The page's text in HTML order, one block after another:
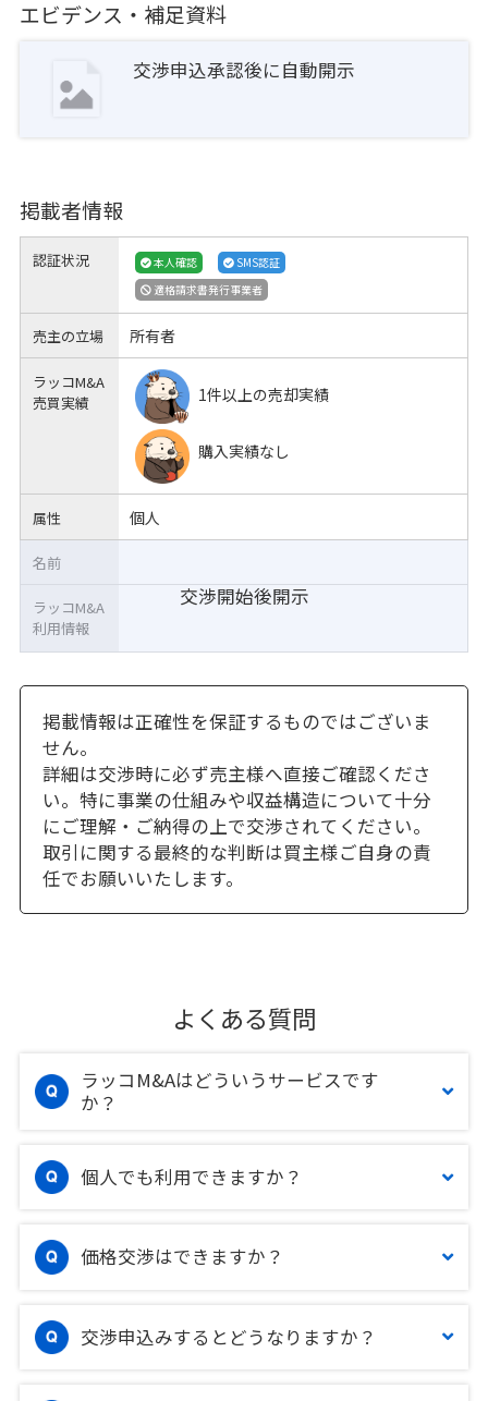
エビデンス・補足資料
交渉申込承認後に自動開示
掲載者情報
認証状況 本人確認
SMS認証
適格請求書発行事業者
売主の立場 所有者
ラッコM&A
売買実績
1件以上の売却実績
購入実績なし
属性 個人
交渉開始後開示
名前
ラッコM&A
利用情報
掲載情報は正確性を保証するものではございま
せん。
詳細は交渉時に必ず売主様へ直接ご確認くださ
い。特に事業の仕組みや収益構造について十分
にご理解・ご納得の上で交渉されてください。
取引に関する最終的な判断は買主様ご自身の責
任でお願いいたします。
よくある質問
ラッコM&Aはどういうサービスです
か？
個人でも利用できますか？
価格交渉はできますか？
交渉申込みするとどうなりますか？